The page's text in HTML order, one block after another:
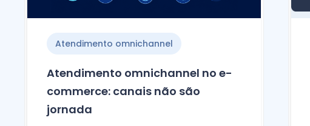
Atendimento omnichannel
Atendimento omnichannel no e-
commerce: canais não são
jornada